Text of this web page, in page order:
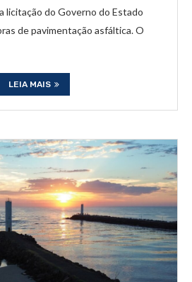
licitação do Governo do Estado
de pavimentação asfáltica. O
LEIA MAIS